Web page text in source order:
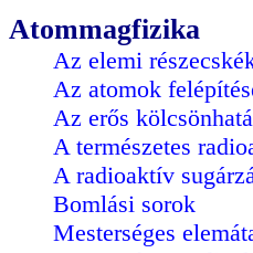
Atommagfizika
Az elemi
Az atomok
Az erős
A természetes
A radioaktív
Bomlási sorok
Mesterséges